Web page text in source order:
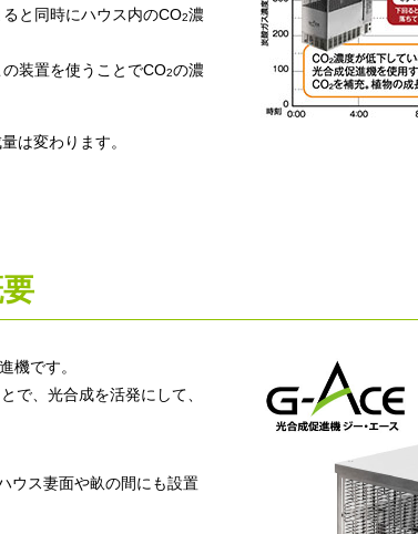
と同時にハウス内のCO2濃
装置を使うことでCO2の濃
は変わります。
機です。
で、光合成を活発にして、
ウス妻面や畝の間にも設置